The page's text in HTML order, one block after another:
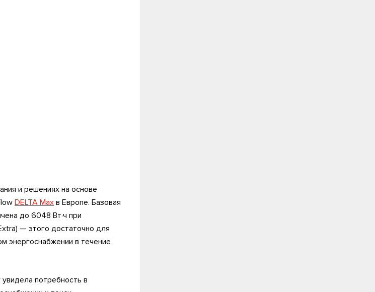
и решениях на основе
DELTA Max в Европе. Базовая
до 6048 Вт·ч при
— этого достаточно для
энергоснабжении в течение
потребность в